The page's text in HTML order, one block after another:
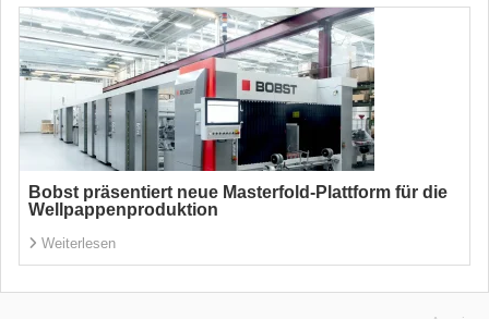
Bobst präsentiert neue Masterfold-Plattform für die
Wellpappenproduktion
Weiterlesen